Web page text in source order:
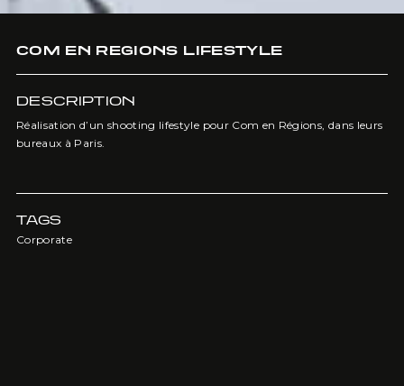
COM EN REGIONS LIFESTYLE
DESCRIPTION
Réalisation d’un shooting lifestyle pour Com en Régions, dans leurs
bureaux à Paris.
TAGS
Corporate